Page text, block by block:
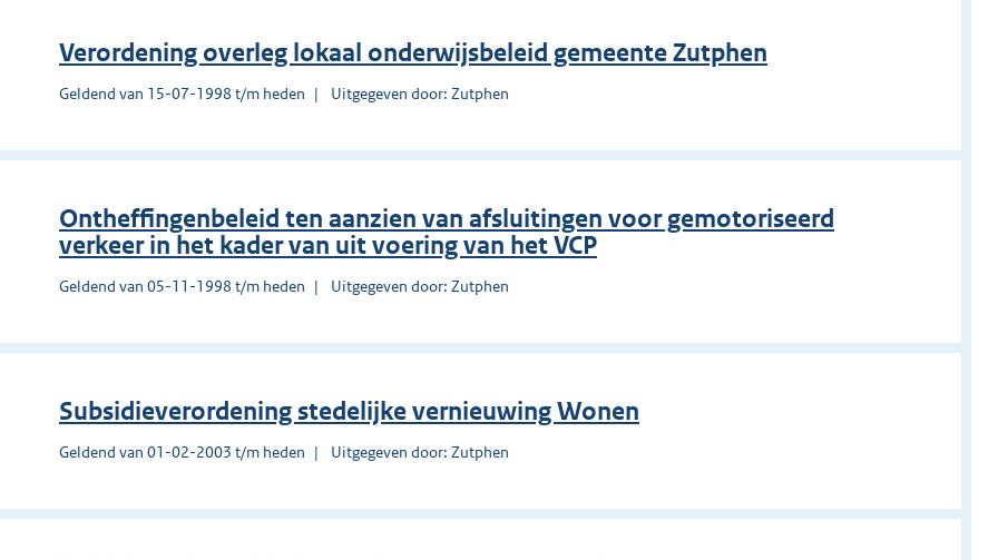
Verordening overleg lokaal onderwijsbeleid gemeente Zutphen
Geldend van 15-07-1998 t/m heden Uitgegeven door: Zutphen
Ontheffingenbeleid ten aanzien van afsluitingen voor gemotoriseerd
verkeer in het kader van uit voering van het VCP
Geldend van 05-11-1998 t/m heden Uitgegeven door: Zutphen
Subsidieverordening stedelijke vernieuwing Wonen
Geldend van 01-02-2003 t/m heden Uitgegeven door: Zutphen